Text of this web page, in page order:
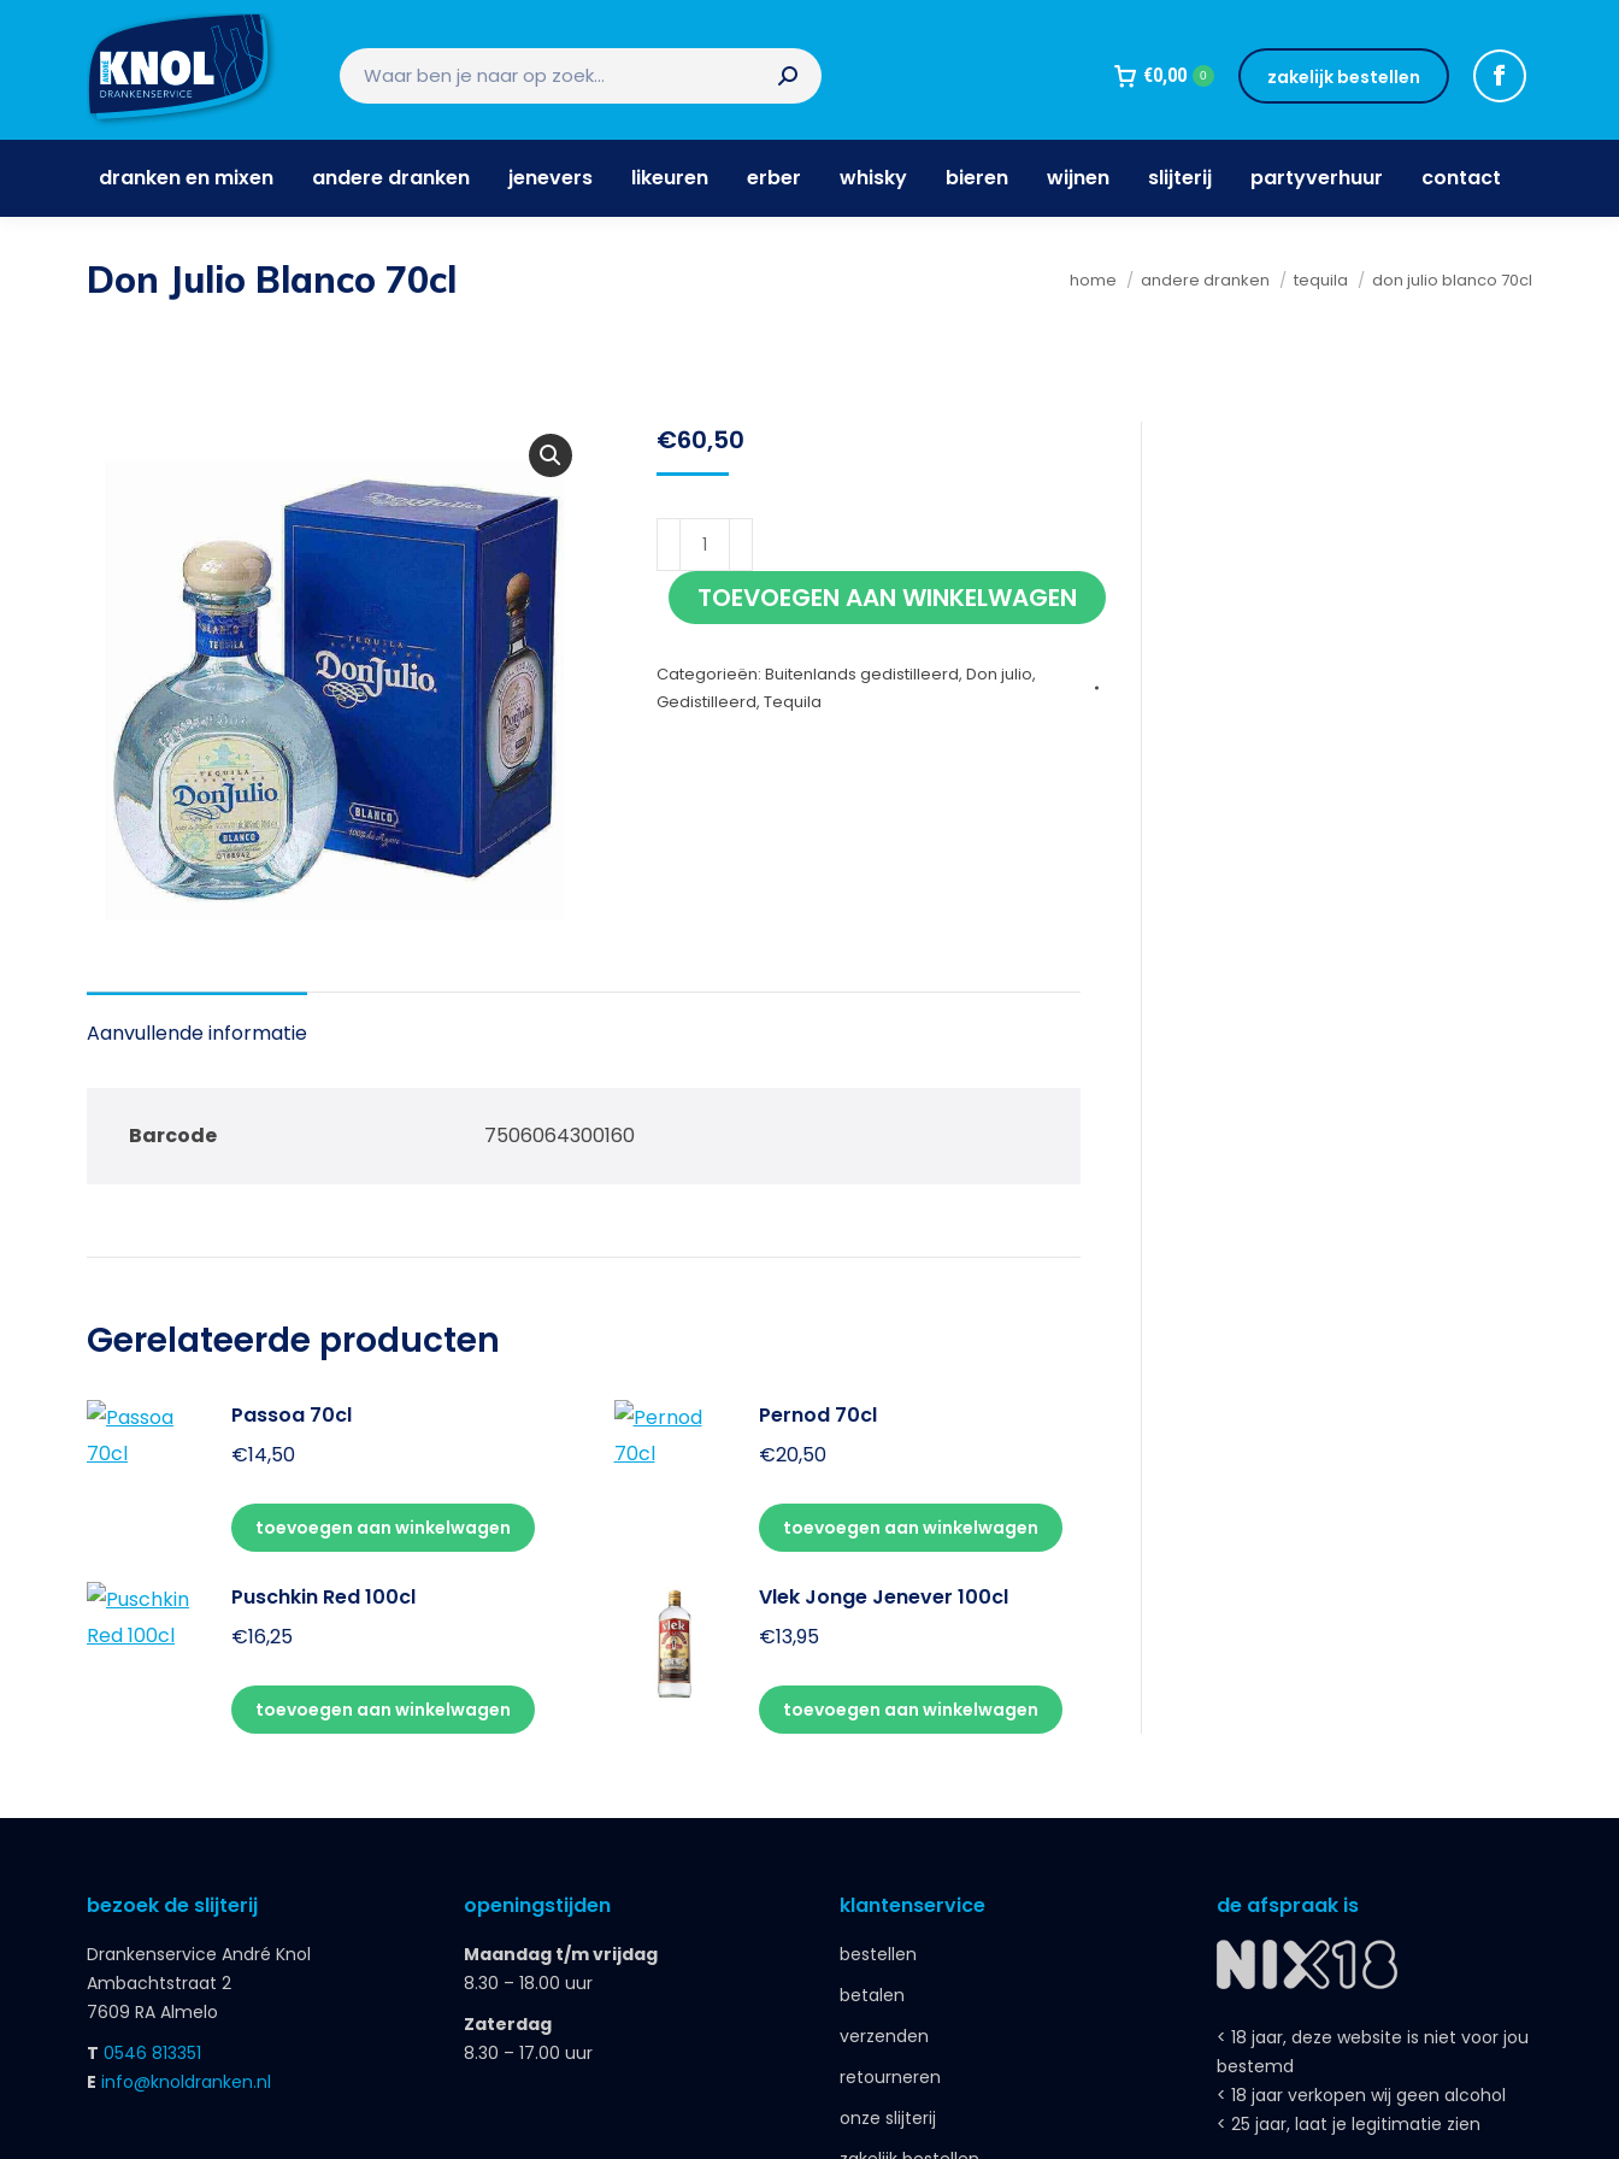
€0,00 0 zakelijk bestellen
dranken en mixen andere dranken jenevers likeuren erber whisky bieren wijnen slijterij partyverhuur contact
Don Julio Blanco 70cl Je bent hier:
home andere dranken tequila don julio blanco 70cl
€60,50
Julio
Blanco
aantal
TOEVOEGEN AAN WINKELWAGEN
Categorieën: Buitenlands gedistilleerd, Don julio,
Gedistilleerd, Tequila
Aanvullende informatie
Barcode 7506064300160
Gerelateerde producten
Passoa 70cl
€14,50
toevoegen aan winkelwagen
Pernod 70cl
€20,50
toevoegen aan winkelwagen
Puschkin Red 100cl
€16,25
toevoegen aan winkelwagen
Vlek Jonge Jenever 100cl
€13,95
toevoegen aan winkelwagen
bezoek de slijterij
Drankenservice André Knol
Ambachtstraat 2
7609 RA Almelo
T 0546 813351
E info@knoldranken.nl
openingstijden
Maandag t/m vrijdag
8.30 – 18.00 uur
Zaterdag
8.30 – 17.00 uur
klantenservice
bestellen
betalen
verzenden
retourneren
onze slijterij
de afspraak is
< 18 jaar, deze website is niet voor jou
bestemd
< 18 jaar verkopen wij geen alcohol
< 25 jaar, laat je legitimatie zien
dranken en mixen